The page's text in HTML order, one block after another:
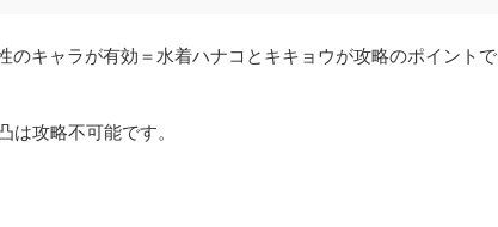
のキャラが有効＝水着ハナコとキキョウが攻略のポイントで
攻略不可能です。